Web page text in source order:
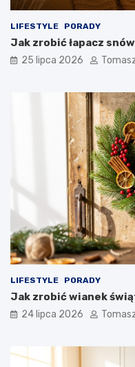
LIFESTYLE PORADY
Jak zrobić łapacz
25 lipca 2026
LIFESTYLE PORADY
Jak zrobić wianek
24 lipca 2026